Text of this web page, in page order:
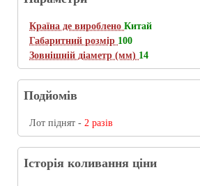
Країна де вироблено Китай
Габаритний розмір 100
Зовнішній діаметр (мм) 14
Подйомів
Лот піднят - 2 разів
Історія коливання ціни